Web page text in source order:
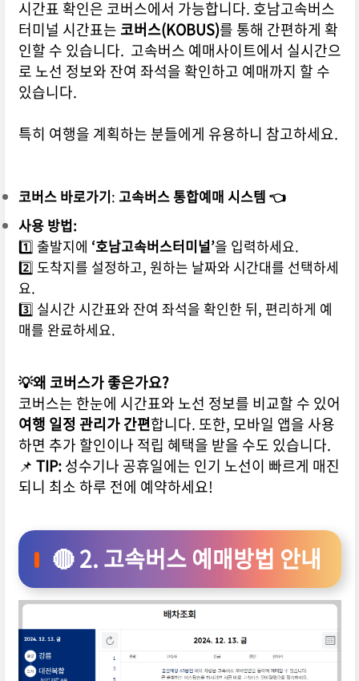
시간표 확인은 코버스에서 가능합니다. 호남고속버스
터미널 시간표는 코버스(KOBUS)를 통해 간편하게 확
인할 수 있습니다. 고속버스 예매사이트에서 실시간으
로 노선 정보와 잔여 좌석을 확인하고 예매까지 할 수
있습니다.
특히 여행을 계획하는 분들에게 유용하니 참고하세요.
코버스 바로가기: 고속버스 통합예매 시스템 👈
사용 방법:
1️⃣ 출발지에 ‘호남고속버스터미널’을 입력하세요.
2️⃣ 도착지를 설정하고, 원하는 날짜와 시간대를 선택하세
요.
3️⃣ 실시간 시간표와 잔여 좌석을 확인한 뒤, 편리하게 예
매를 완료하세요.
💡왜 코버스가 좋은가요?
코버스는 한눈에 시간표와 노선 정보를 비교할 수 있어
여행 일정 관리가 간편합니다. 또한, 모바일 앱을 사용
하면 추가 할인이나 적립 혜택을 받을 수도 있습니다.
📌 TIP:성수기나 공휴일에는 인기 노선이 빠르게 매진
되니 최소 하루 전에 예약하세요!
🔴 2. 고속버스 예매방법 안내